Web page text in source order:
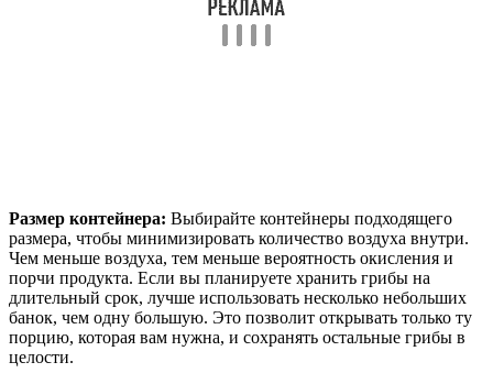
Размер контейнера: Выбирайте контейнеры подходящего
размера, чтобы минимизировать количество воздуха внутри.
Чем меньше воздуха, тем меньше вероятность окисления и
порчи продукта. Если вы планируете хранить грибы на
длительный срок, лучше использовать несколько небольших
банок, чем одну большую. Это позволит открывать только ту
порцию, которая вам нужна, и сохранять остальные грибы в
целости.